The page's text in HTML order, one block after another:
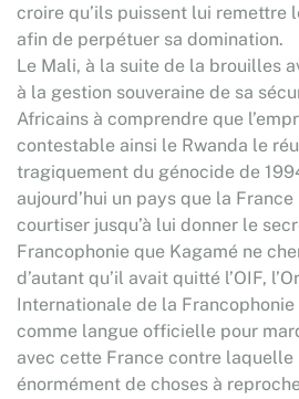
croire qu’ils puissent lui remettre
afin de perpétuer sa domination.
Le Mali, à la suite de la brouilles
à la gestion souveraine de sa
Africains à comprendre que
contestable ainsi le Rwanda le
tragiquement du génocide de
aujourd’hui un pays que la
courtiser jusqu’à lui donner le
Francophonie que Kagamé ne
d’autant qu’il avait quitté l’OIF,
Internationale de la
comme langue officielle pour
avec cette France contre laquelle
énormément de choses à